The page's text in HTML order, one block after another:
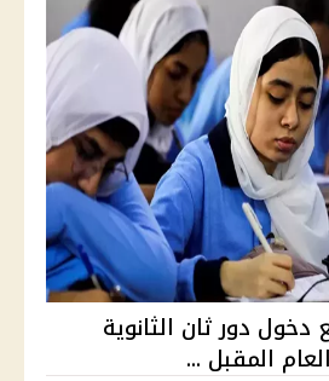
يمنع دخول دور ثان الثانوية
المقبل ...